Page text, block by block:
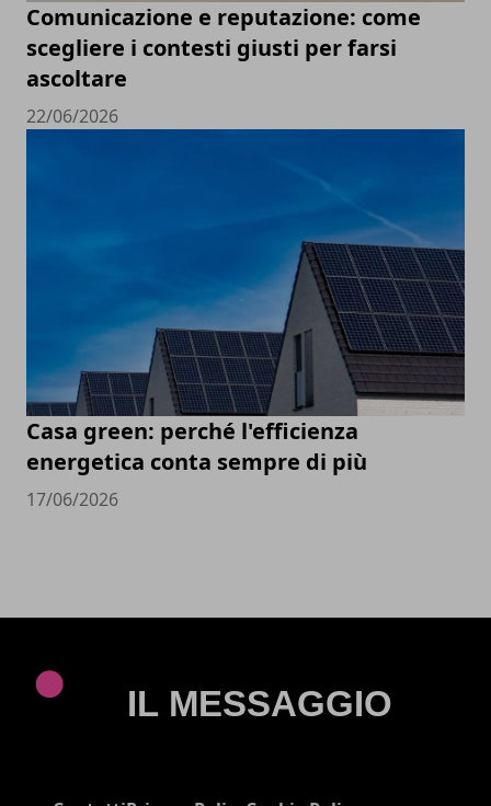
Comunicazione e reputazione: come
scegliere i contesti giusti per farsi
ascoltare
22/06/2026
Casa green: perché l'efficienza
energetica conta sempre di più
17/06/2026